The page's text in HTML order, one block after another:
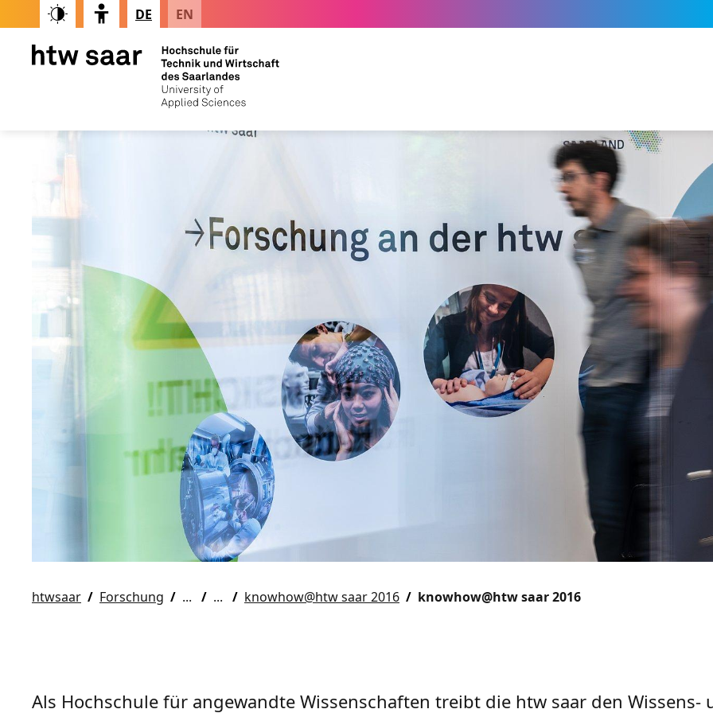
DE EN
htwsaar Forschung knowhow@htw saar 2016 knowhow@htw saar 2016
Als Hochschule für angewandte Wissenschaften treibt die htw saar den Wissens-